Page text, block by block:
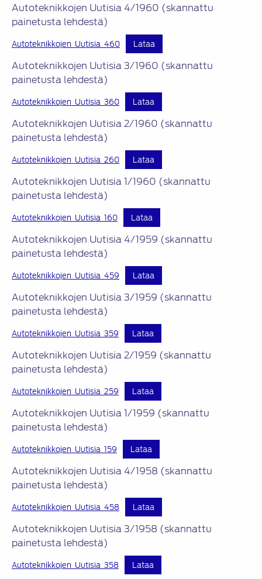
Autoteknikkojen Uutisia 4/1960 (skannattu
painetusta lehdestä)
Autoteknikkojen_Uutisia_460 Lataa
Autoteknikkojen Uutisia 3/1960 (skannattu
painetusta lehdestä)
Autoteknikkojen_Uutisia_360 Lataa
Autoteknikkojen Uutisia 2/1960 (skannattu
painetusta lehdestä)
Autoteknikkojen_Uutisia_260 Lataa
Autoteknikkojen Uutisia 1/1960 (skannattu
painetusta lehdestä)
Autoteknikkojen_Uutisia_160 Lataa
Autoteknikkojen Uutisia 4/1959 (skannattu
painetusta lehdestä)
Autoteknikkojen_Uutisia_459 Lataa
Autoteknikkojen Uutisia 3/1959 (skannattu
painetusta lehdestä)
Autoteknikkojen_Uutisia_359 Lataa
Autoteknikkojen Uutisia 2/1959 (skannattu
painetusta lehdestä)
Autoteknikkojen_Uutisia_259 Lataa
Autoteknikkojen Uutisia 1/1959 (skannattu
painetusta lehdestä)
Autoteknikkojen_Uutisia_159 Lataa
Autoteknikkojen Uutisia 4/1958 (skannattu
painetusta lehdestä)
Autoteknikkojen_Uutisia_458 Lataa
Autoteknikkojen Uutisia 3/1958 (skannattu
painetusta lehdestä)
Autoteknikkojen_Uutisia_358 Lataa